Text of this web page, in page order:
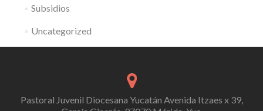
Subsidios
Uncategorized
Pastoral Juvenil Diocesana Yucatán Avenida Itzaes x 39,